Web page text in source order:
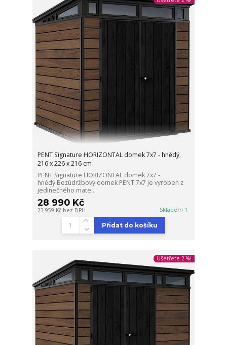
PENT Signature HORIZONTAL domek 7x7 - hnědý,
216 x 226 x 216 cm
PENT Signature HORIZONTAL domek 7x7 -
hnědý Bezúdržbový domek PENT 7x7 je vyroben z
jedinečného mate...
28 990 Kč
23 959 Kč bez DPH Skladem 1
Přidat do košíku
Ušetřete 2 %!